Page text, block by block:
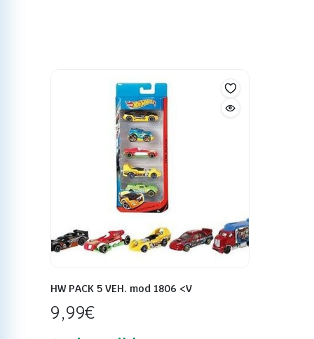
HW PACK 5 VEH. mod 1806 <V
9,99€